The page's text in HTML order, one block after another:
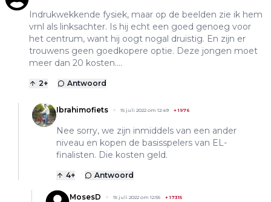
Indrukwekkende fysiek, maar op de beelden zie ik hem
vrnl als linksachter. Is hij echt een goed genoeg voor
het centrum, want hij oogt nogal druistig. En zijn er
trouwens geen goedkopere optie. Deze jongen moet
meer dan 20 kosten....
2+ Antwoord
Ibrahimofiets 15 juli 2022 om 12:49 +1976
Nee sorry, we zijn inmiddels van een ander
niveau en kopen de basisspelers van EL-
finalisten. Die kosten geld.
4+ Antwoord
MosesD 15 juli 2022 om 12:55 +17315